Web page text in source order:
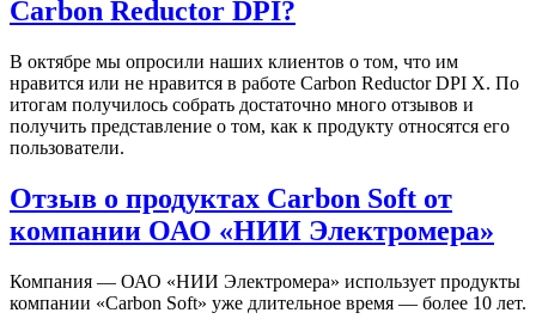
Carbon Reductor DPI?
В октябре мы опросили наших клиентов о том, что им
нравится или не нравится в работе Carbon Reductor DPI X. По
итогам получилось собрать достаточно много отзывов и
получить представление о том, как к продукту относятся его
пользователи.
Отзыв о продуктах Carbon Soft от
компании ОАО «НИИ Электромера»
Компания — ОАО «НИИ Электромера» использует продукты
компании «Carbon Soft» уже длительное время — более 10 лет.